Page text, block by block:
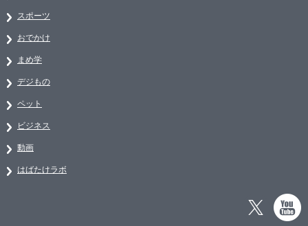
スポーツ
おでかけ
まめ学
デジもの
ペット
ビジネス
動画
はばたけラボ